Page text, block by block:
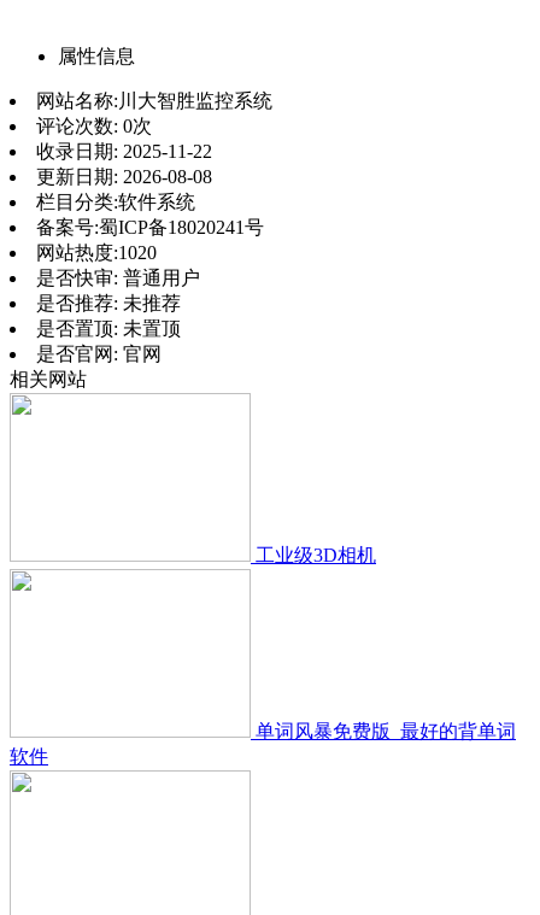
属性信息
网站名称: 川大智胜监控系统
评论次数: 0次
收录日期: 2025-11-22
更新日期: 2026-08-08
栏目分类:软件系统
备案号:蜀ICP备18020241号
网站热度:1020
是否快审: 普通用户
是否推荐: 未推荐
是否置顶: 未置顶
是否官网: 官网
相关网站
工业级3D相机
单词风暴免费版_最好的背单词
软件